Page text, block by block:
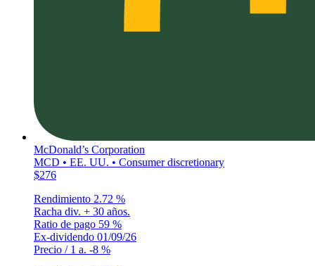
McDonald’s Corporation
MCD • EE. UU. • Consumer discretionary
$276
Rendimiento 2.72 %
Racha div. + 30 años.
Ratio de pago 59 %
Ex-dividendo 01/09/26
Precio / 1 a. -8 %